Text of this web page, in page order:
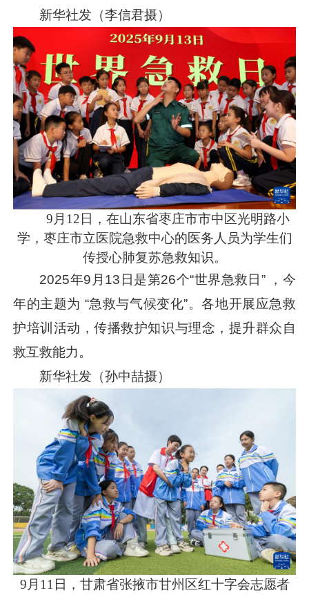
新华社发（李信君摄）
9月12日，在山东省枣庄市市中区光明路小
学，枣庄市立医院急救中心的医务人员为学生们
传授心肺复苏急救知识。
2025年9月13日是第26个“世界急救日” ，今
年的主题为 “急救与气候变化”。各地开展应急救
护培训活动，传播救护知识与理念，提升群众自
救互救能力。
新华社发（孙中喆摄）
9月11日，甘肃省张掖市甘州区红十字会志愿者